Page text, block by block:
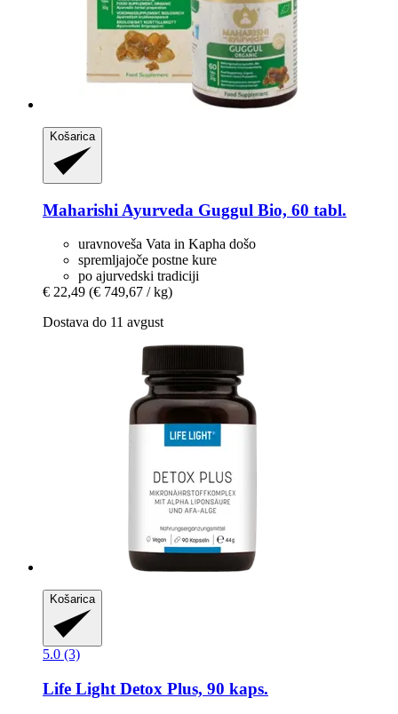
Košarica
Maharishi Ayurveda Guggul Bio, 60 tabl.
uravnoveša Vata in Kapha došo
spremljajoče postne kure
po ajurvedski tradiciji
€ 22,49 (€ 749,67 / kg)
Dostava do 11 avgust
Košarica
5.0 (3)
Life Light Detox Plus, 90 kaps.